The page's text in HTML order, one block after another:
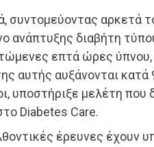
συντομεύοντας αρκετά
ανάπτυξης διαβήτη
επτά ώρες ύπνου,
αυτής αυξάνονται κατά
υποστήριξε μελέτη
Diabetes Care.
έρευνες έχουν